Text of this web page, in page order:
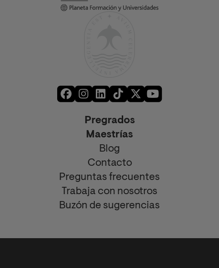
Pregrados
Maestrías
Blog
Contacto
Preguntas frecuentes
Trabaja con nosotros
Buzón de sugerencias